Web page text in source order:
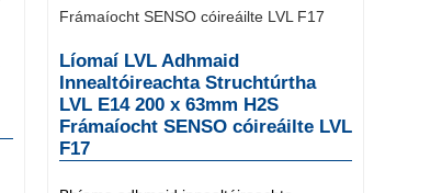
Líomaí LVL Adhmaid
Innealtóireachta Struchtúrtha
LVL E14 200 x 63mm H2S
Frámaíocht SENSO cóireáilte LVL
F17